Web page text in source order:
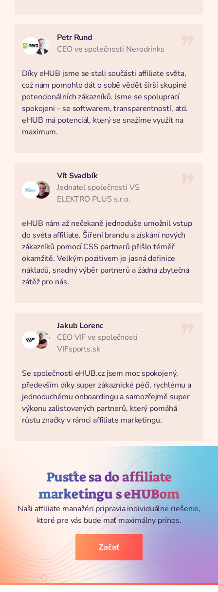
Petr Rund
CEO ve společnosti Nerodrinks
Díky eHUB jsme se stali součásti affiliate světa,
což nám pomohlo dát o sobě vědět širší skupině
potencionálních zákazníků. Jsme se spoluprací
spokojeni - se softwarem, transparentností, atd.
eHUB má potenciál, který se snažíme využít na
maximum.
Vít Svadbík
Jednatel společnosti VS
ELEKTRO PLUS s.r.o.
eHUB nám až nečekaně jednoduše umožnil vstup
do světa affiliate. Šíření brandu a získání nových
zákazníků pomocí CSS partnerů přišlo téměř
okamžitě. Velkým pozitivem je jasná definice
nákladů, snadný výběr partnerů a žádná zbytečná
zátěž pro nás.
Jakub Lorenc
CEO VIF ve společnosti
VIFsports.sk
Se společnosti eHUB.cz jsem moc spokojený,
především díky super zákaznické péči, rychlému a
jednoduchému onboardingu a samozřejmě super
výkonu zalistovaných partnerů, který pomáhá
růstu značky v rámci affiliate marketingu.
Pusťte sa do affiliate
marketingu s eHUBom
Naši affiliate manažéri pripravia individuálne riešenie,
ktoré pre vás bude mať maximálny prínos.
Začať